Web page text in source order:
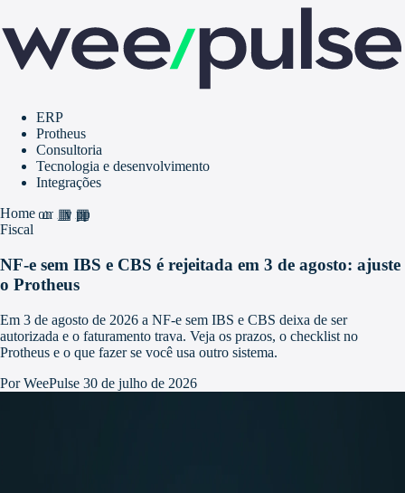
ERP
Protheus
Consultoria
Tecnologia e desenvolvimento
Integrações
Homehome
grid_view
apps
Fiscal
NF-e sem IBS e CBS é rejeitada em 3 de agosto: ajuste
o Protheus
Em 3 de agosto de 2026 a NF-e sem IBS e CBS deixa de ser
autorizada e o faturamento trava. Veja os prazos, o checklist no
Protheus e o que fazer se você usa outro sistema.
Por WeePulse 30 de julho de 2026